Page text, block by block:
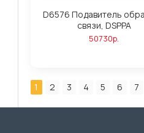
D6576 Подавитель
связи, DSPPA
50730р.
1 2 3 4 5 6 7